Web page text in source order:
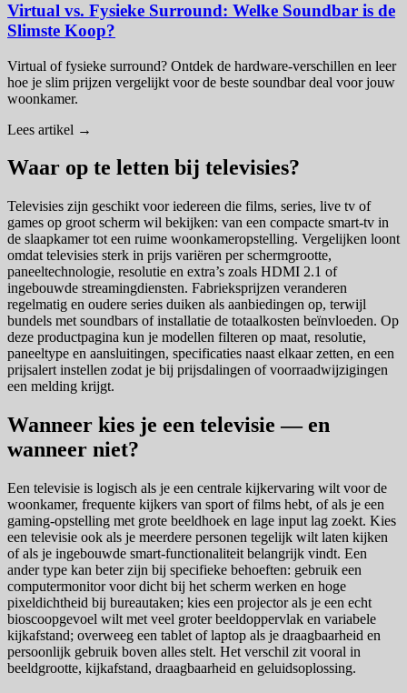
Virtual vs. Fysieke Surround: Welke Soundbar is de
Slimste Koop?
Virtual of fysieke surround? Ontdek de hardware-verschillen en leer
hoe je slim prijzen vergelijkt voor de beste soundbar deal voor jouw
woonkamer.
Lees artikel →
Waar op te letten bij televisies?
Televisies zijn geschikt voor iedereen die films, series, live tv of
games op groot scherm wil bekijken: van een compacte smart-tv in
de slaapkamer tot een ruime woonkameropstelling. Vergelijken loont
omdat televisies sterk in prijs variëren per schermgrootte,
paneeltechnologie, resolutie en extra’s zoals HDMI 2.1 of
ingebouwde streamingdiensten. Fabrieksprijzen veranderen
regelmatig en oudere series duiken als aanbiedingen op, terwijl
bundels met soundbars of installatie de totaalkosten beïnvloeden. Op
deze productpagina kun je modellen filteren op maat, resolutie,
paneeltype en aansluitingen, specificaties naast elkaar zetten, en een
prijsalert instellen zodat je bij prijsdalingen of voorraadwijzigingen
een melding krijgt.
Wanneer kies je een televisie — en
wanneer niet?
Een televisie is logisch als je een centrale kijkervaring wilt voor de
woonkamer, frequente kijkers van sport of films hebt, of als je een
gaming-opstelling met grote beeldhoek en lage input lag zoekt. Kies
een televisie ook als je meerdere personen tegelijk wilt laten kijken
of als je ingebouwde smart-functionaliteit belangrijk vindt. Een
ander type kan beter zijn bij specifieke behoeften: gebruik een
computermonitor voor dicht bij het scherm werken en hoge
pixeldichtheid bij bureautaken; kies een projector als je een echt
bioscoopgevoel wilt met veel groter beeldoppervlak en variabele
kijkafstand; overweeg een tablet of laptop als je draagbaarheid en
persoonlijk gebruik boven alles stelt. Het verschil zit vooral in
beeldgrootte, kijkafstand, draagbaarheid en geluidsoplossing.